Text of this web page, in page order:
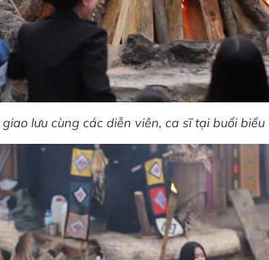
lưu cùng các diễn viên, ca sĩ tại buổi biểu